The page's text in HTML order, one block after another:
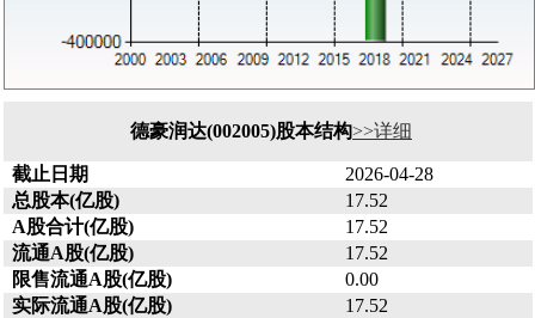
德豪润达(002005)股本结构>>详细
截止日期
2026-04-28
总股本(亿股)
17.52
A股合计(亿股)
17.52
流通A股(亿股)
17.52
限售流通A股(亿股)
0.00
实际流通A股(亿股)
17.52